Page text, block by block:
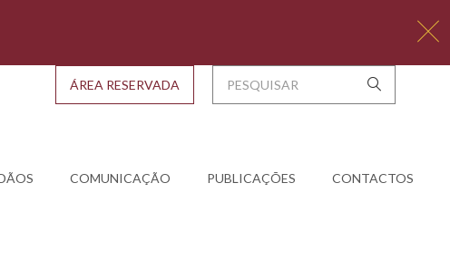
COMUNICAÇÃO PUBLICAÇÕES CONTACTOS
ÁREA RESERVADA